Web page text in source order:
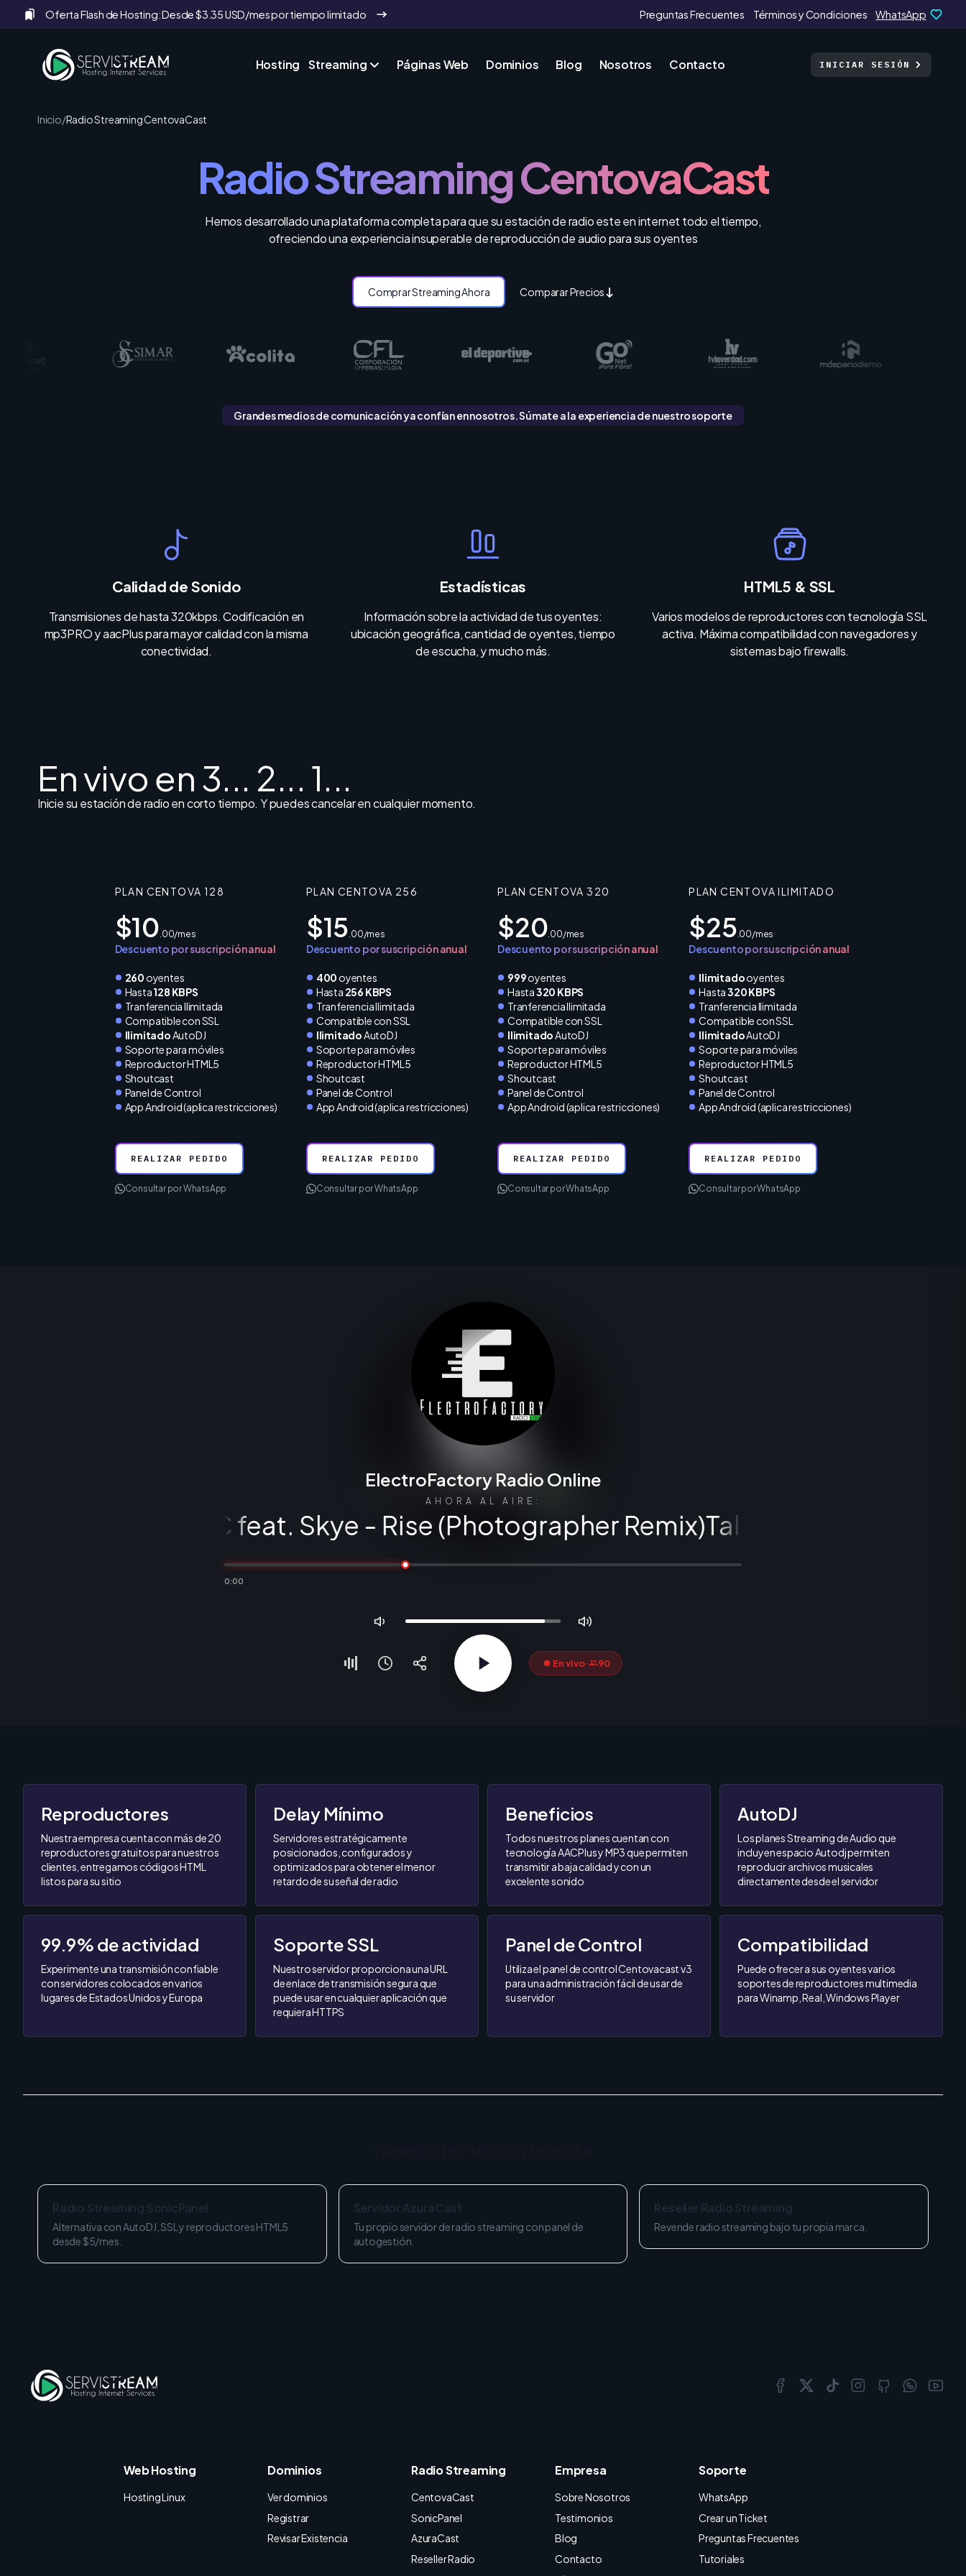
Oferta Flash de Hosting: Desde $3.35 USD/mes por tiempo limitado Preguntas Frecuentes Términos y Condiciones WhatsApp
Hosting Streaming Páginas Web Dominios Blog Nosotros Contacto INICIAR SESIÓN
Inicio/Radio Streaming CentovaCast
Radio Streaming CentovaCast
Hemos desarrollado una plataforma completa para que su estación de radio este en internet todo el tiempo,
ofreciendo una experiencia insuperable de reproducción de audio para sus oyentes
Comprar Streaming Ahora Comparar Precios
Grandes medios de comunicación ya confían en nosotros. Súmate a la experiencia de nuestro soporte
Calidad de Sonido
Transmisiones de hasta 320kbps. Codificación en
mp3PRO y aacPlus para mayor calidad con la misma
conectividad.
Estadísticas
Información sobre la actividad de tus oyentes:
ubicación geográfica, cantidad de oyentes, tiempo
de escucha, y mucho más.
HTML5 & SSL
Varios modelos de reproductores con tecnología SSL
activa. Máxima compatibilidad con navegadores y
sistemas bajo firewalls.
En vivo en 3... 2... 1...
Inicie su estación de radio en corto tiempo. Y puedes cancelar en cualquier momento.
PLAN CENTOVA 128
$10.00/mes
Descuento por suscripción anual
260 oyentes
Hasta128 KBPS
Tranferencia Ilimitada
Compatible con SSL
IlimitadoAutoDJ
Soporte para móviles
Reproductor HTML5
Shoutcast
Panel de Control
App Android (aplica restricciones)
REALIZAR PEDIDO
Consultar por WhatsApp
PLAN CENTOVA 256
$15.00/mes
Descuento por suscripción anual
400 oyentes
Hasta 256 KBPS
Tranferencia Ilimitada
Compatible con SSL
IlimitadoAutoDJ
Soporte para móviles
Reproductor HTML5
Shoutcast
Panel de Control
App Android (aplica restricciones)
REALIZAR PEDIDO
Consultar por WhatsApp
PLAN CENTOVA 320
$20.00/mes
Descuento por suscripción anual
999oyentes
Hasta320 KBPS
Tranferencia Ilimitada
Compatible con SSL
IlimitadoAutoDJ
Soporte para móviles
Reproductor HTML5
Shoutcast
Panel de Control
App Android (aplica restricciones)
REALIZAR PEDIDO
Consultar por WhatsApp
PLAN CENTOVA ILIMITADO
$25.00/mes
Descuento por suscripción anual
Ilimitadooyentes
Hasta320 KBPS
Tranferencia Ilimitada
Compatible con SSL
IlimitadoAutoDJ
Soporte para móviles
Reproductor HTML5
Shoutcast
Panel de Control
App Android (aplica restricciones)
REALIZAR PEDIDO
Consultar por WhatsApp
Reproductores
Nuestra empresa cuenta con más de 20
reproductores gratuitos para nuestros
clientes, entregamos códigos HTML
listos para su sitio
Delay Mínimo
Servidores estratégicamente
posicionados, configurados y
optimizados para obtener el menor
retardo de su señal de radio
Beneficios
Todos nuestros planes cuentan con
tecnología AACPlus y MP3 que permiten
transmitir a baja calidad y con un
excelente sonido
AutoDJ
Los planes Streaming de Audio que
incluyen espacio Autodj permiten
reproducir archivos musicales
directamente desde el servidor
99.9% de actividad
Experimente una transmisión confiable
con servidores colocados en varios
lugares de Estados Unidos y Europa
Soporte SSL
Nuestro servidor proporciona una URL
de enlace de transmisión segura que
puede usar en cualquier aplicación que
requiera HTTPS
Panel de Control
Utiliza el panel de control Centovacast v3
para una administración fácil de usar de
su servidor
Compatibilidad
Puede ofrecer a sus oyentes varios
soportes de reproductores multimedia
para Winamp, Real, Windows Player
Radio Streaming SonicPanel
Alternativa con AutoDJ, SSL y reproductores HTML5
desde $5/mes.
Servidor AzuraCast
Tu propio servidor de radio streaming con panel de
autogestión.
Reseller Radio Streaming
Revende radio streaming bajo tu propia marca.
Web Hosting
Hosting Linux
Dominios
Ver dominios
Registrar
Revisar Existencia
Radio Streaming
CentovaCast
SonicPanel
AzuraCast
Reseller Radio
Empresa
Sobre Nosotros
Testimonios
Blog
Contacto
Soporte
WhatsApp
Crear un Ticket
Preguntas Frecuentes
Tutoriales